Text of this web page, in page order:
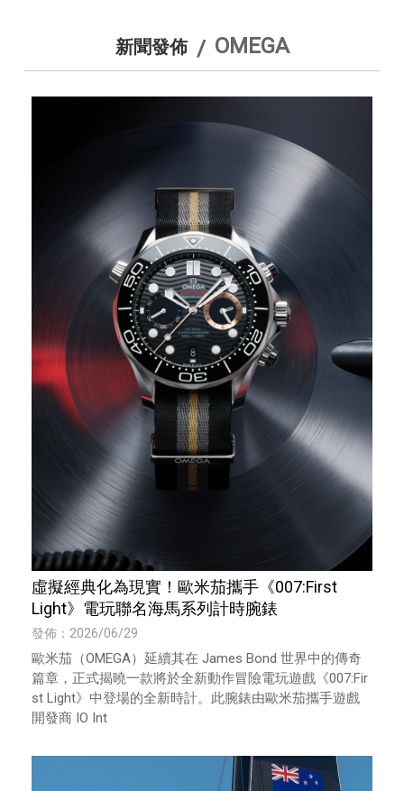
新聞發佈 OMEGA
虛擬經典化為現實！歐米茄攜手《007:First
Light》電玩聯名海馬系列計時腕錶
發佈：2026/06/29
歐米茄（OMEGA）延續其在 James Bond 世界中的傳奇
篇章，正式揭曉一款將於全新動作冒險電玩遊戲《007:Fir
st Light》中登場的全新時計。此腕錶由歐米茄攜手遊戲
開發商 IO Int